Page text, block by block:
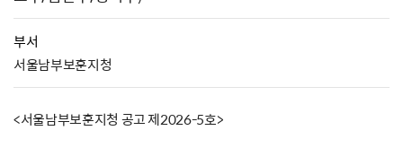
부서
서울남부보훈지청
<서울남부보훈지청 공고 제2026-5호>